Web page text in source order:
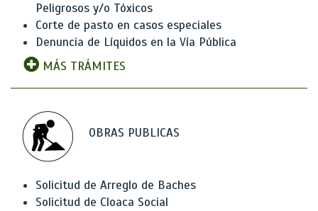
Peligrosos y/o Tóxicos
Corte de pasto en casos especiales
Denuncia de Líquidos en la Vía Pública
MÁS TRÁMITES
OBRAS PUBLICAS
Solicitud de Arreglo de Baches
Solicitud de Cloaca Social